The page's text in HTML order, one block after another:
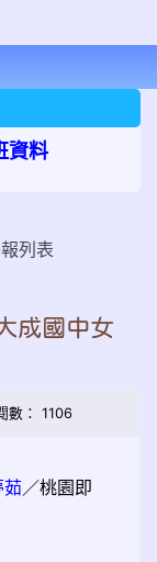
資料
列表
成國中女
數： 1106
茹／桃園即